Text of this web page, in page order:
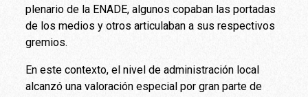
plenario de la ENADE, algunos copaban las portadas
de los medios y otros articulaban a sus respectivos
gremios.
En este contexto, el nivel de administración local
alcanzó una valoración especial por gran parte de